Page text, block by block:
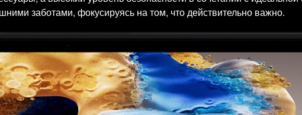
заботами, фокусируясь на том, что действительно важно.